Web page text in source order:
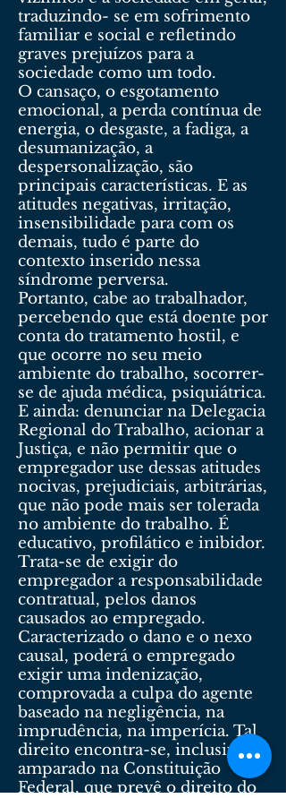
traduzindo- se em sofrimento
familiar e social e refletindo
graves prejuízos para a
sociedade como um todo.
O cansaço, o esgotamento
emocional, a perda contínua de
energia, o desgaste, a fadiga, a
desumanização, a
despersonalização, são
principais características. E as
atitudes negativas, irritação,
insensibilidade para com os
demais, tudo é parte do
contexto inserido nessa
síndrome perversa.
Portanto, cabe ao trabalhador,
percebendo que está doente por
conta do tratamento hostil, e
que ocorre no seu meio
ambiente do trabalho, socorrer-
se de ajuda médica, psiquiátrica.
E ainda: denunciar na Delegacia
Regional do Trabalho, acionar a
Justiça, e não permitir que o
empregador use dessas atitudes
nocivas, prejudiciais, arbitrárias,
que não pode mais ser tolerada
no ambiente do trabalho. É
educativo, profilático e inibidor.
Trata-se de exigir do
empregador a responsabilidade
contratual, pelos danos
causados ao empregado.
Caracterizado o dano e o nexo
causal, poderá o empregado
exigir uma indenização,
comprovada a culpa do agente
baseado na negligência, na
imprudência, na imperícia. Tal
direito encontra-se, inclusive,
amparado na Constituição
Federal, que prevê o direito do